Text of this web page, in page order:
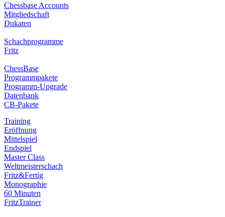
Chessbase Accounts
Mitgliedschaft
Dukaten
Schachprogramme
Fritz
ChessBase
Programmpakete
Programm-Upgrade
Datenbank
CB-Pakete
Training
Eröffnung
Mittelspiel
Endspiel
Master Class
Weltmeisterschach
Fritz&Fertig
Monographie
60 Minuten
FritzTrainer